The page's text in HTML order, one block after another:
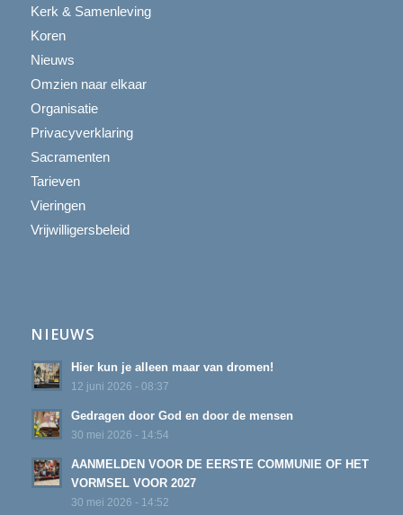
Kerk & Samenleving
Koren
Nieuws
Omzien naar elkaar
Organisatie
Privacyverklaring
Sacramenten
Tarieven
Vieringen
Vrijwilligersbeleid
NIEUWS
Hier kun je alleen maar van dromen!
12 juni 2026 - 08:37
Gedragen door God en door de mensen
30 mei 2026 - 14:54
AANMELDEN VOOR DE EERSTE COMMUNIE OF HET
VORMSEL VOOR 2027
30 mei 2026 - 14:52